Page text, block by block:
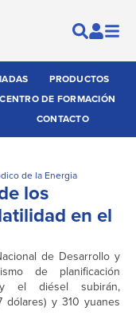
PRODUCTOS
CENTRO DE FORMACIÓN
CONTACTO
de la Energia
los
en el
de Desarrollo y
de planificación
el diésel subirán,
dólares) y 310 yuanes